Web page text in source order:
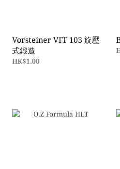
Vorsteiner VFF 103 旋壓
式鍛造
HK$1.00